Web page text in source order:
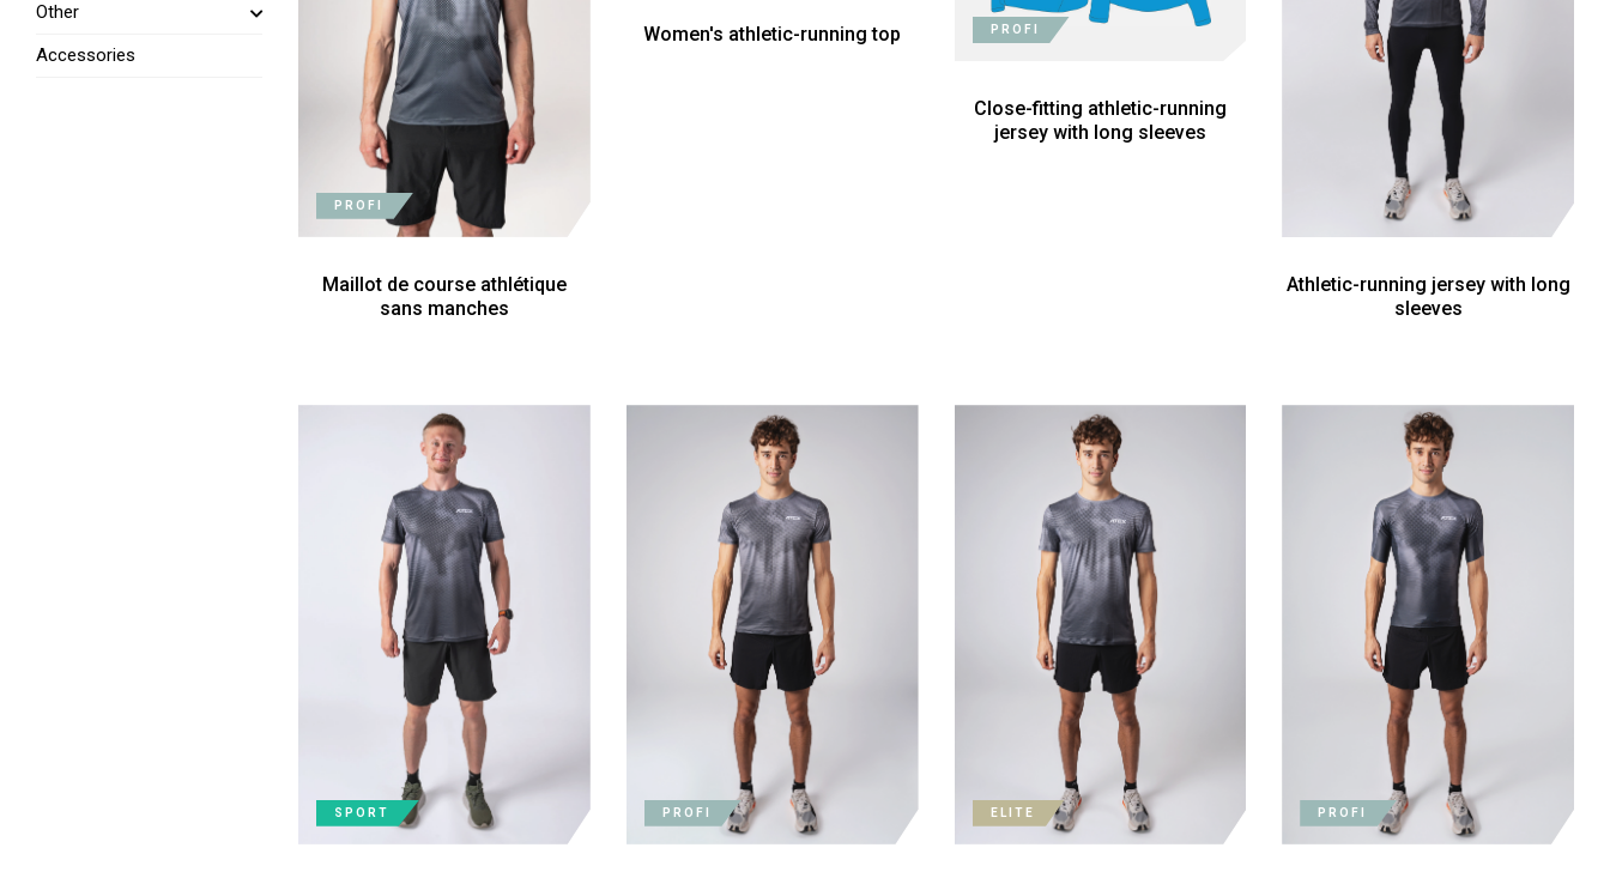
Other
Accessories
PROFI
Maillot de course athlétique
sans manches
Women's athletic-running top PROFI
Close-fitting athletic-running
jersey with long sleeves
Athletic-running jersey with long
sleeves
SPORT PROFI ELITE PROFI